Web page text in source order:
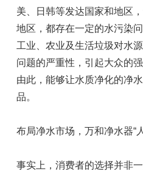
美、日韩等发达国家和地区
地区，都存在一定的水污染
工业、农业及生活垃圾对水
问题的严重性，引起大众的
由此，能够让水质净化的净
品。
布局净水市场，万和净水器“
事实上，消费者的选择并非